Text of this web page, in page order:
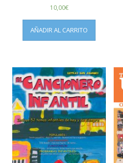
10,00€
AÑADIR AL CARRITO